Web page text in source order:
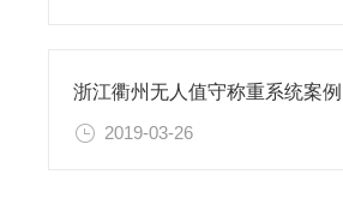
浙江衢州无人值守称重系统案例
2019-03-26